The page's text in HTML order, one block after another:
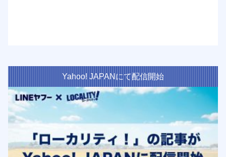
Yahoo! JAPANにて配信開始